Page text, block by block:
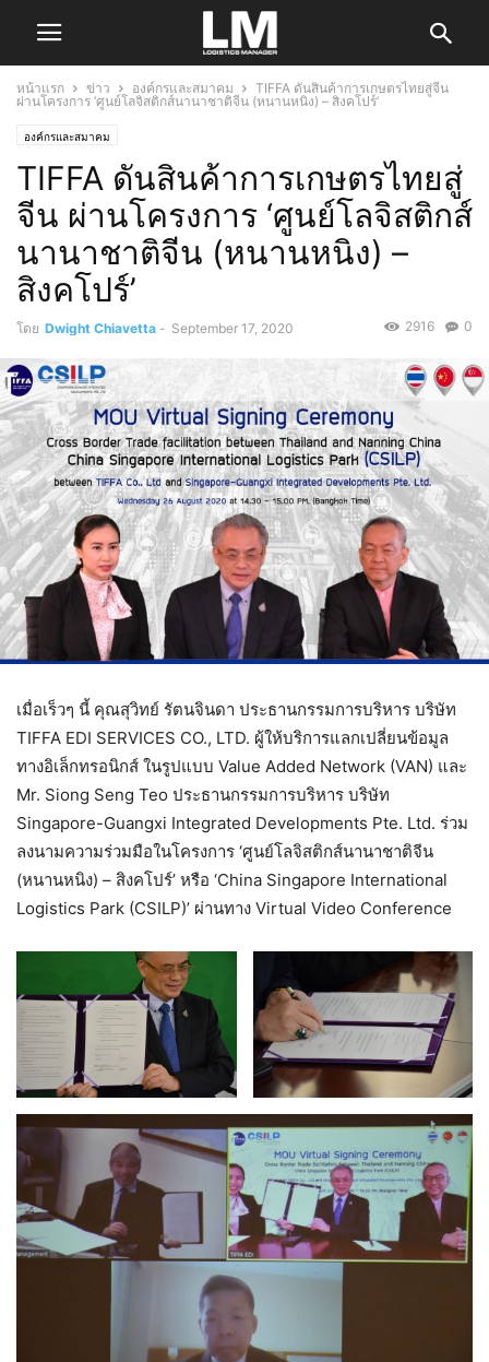
หน้าแรก ข่าว องค์กรและสมาคม
TIFFA ดันสินค้าการเกษตรไทยสู่จีน
ผ่านโครงการ ‘ศูนย์โลจิสติกส์นานาชาติจีน (หนานหนิง) – สิงคโปร์’
องค์กรและสมาคม
TIFFA ดันสินค้าการเกษตรไทยสู่
จีน ผ่านโครงการ ‘ศูนย์โลจิสติกส์
นานาชาติจีน (หนานหนิง) –
สิงคโปร์’
โดย Dwight Chiavetta - September 17, 2020 0
2916
เมื่อเร็วๆ นี้ คุณสุวิทย์ รัตนจินดา ประธานกรรมการบริหาร บริษัท
TIFFA EDI SERVICES CO., LTD. ผู้ให้บริการแลกเปลี่ยนข้อมูล
ทางอิเล็กทรอนิกส์ ในรูปแบบ Value Added Network (VAN) และ
Mr. Siong Seng Teo ประธานกรรมการบริหาร บริษัท
Singapore-Guangxi Integrated Developments Pte. Ltd. ร่วม
ลงนามความร่วมมือในโครงการ ‘ศูนย์โลจิสติกส์นานาชาติจีน
(หนานหนิง) – สิงคโปร์’ หรือ ‘China Singapore International
Logistics Park (CSILP)’ ผ่านทาง Virtual Video Conference